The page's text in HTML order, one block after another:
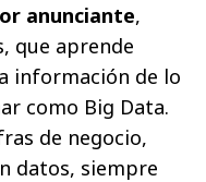
anunciante,
que aprende
información de lo
como Big Data.
de negocio,
datos, siempre